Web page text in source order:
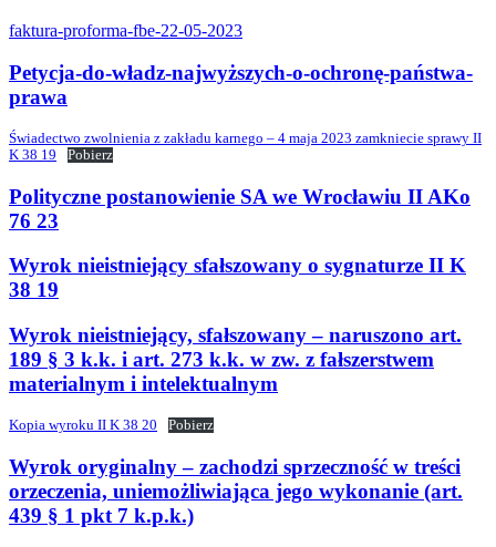
faktura-proforma-fbe-22-05-2023
Petycja-do-władz-najwyższych-o-ochronę-państwa-
prawa
Świadectwo zwolnienia z zakładu karnego – 4 maja 2023 zamkniecie sprawy II
K 38 19
Pobierz
Polityczne postanowienie SA we Wrocławiu II AKo
76 23
Wyrok nieistniejący sfałszowany o sygnaturze II K
38 19
Wyrok nieistniejący, sfałszowany – naruszono art.
189 § 3 k.k. i art. 273 k.k. w zw. z fałszerstwem
materialnym i intelektualnym
Kopia wyroku II K 38 20 Pobierz
Wyrok oryginalny – zachodzi sprzeczność w treści
orzeczenia, uniemożliwiająca jego wykonanie (art.
439 § 1 pkt 7 k.p.k.)